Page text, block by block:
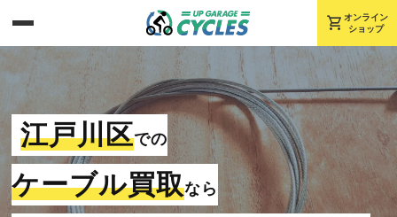
shopping_cart オンライン
ショップ
江戸川区での
ケーブル買取なら